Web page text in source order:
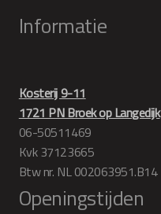
Informatie
Kosterij 9-11
1721 PN Broek op Langedijk
06-50511469
Kvk 37123665
Btw nr. NL 002063951.B14
Openingstijden